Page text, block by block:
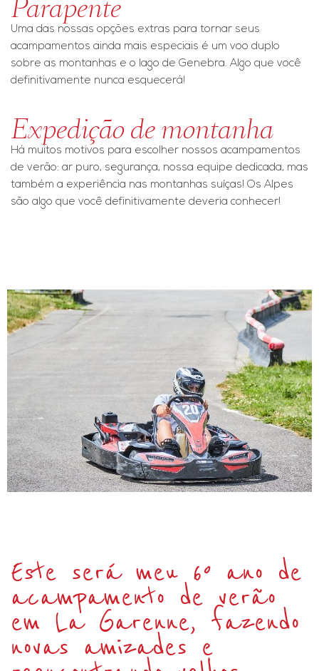
Parapente
Uma das nossas opções extras para tornar seus
acampamentos ainda mais especiais é um voo duplo
sobre as montanhas e o lago de Genebra. Algo que você
definitivamente nunca esquecerá!
Expedição de montanha
Há muitos motivos para escolher nossos acampamentos
de verão: ar puro, segurança, nossa equipe dedicada, mas
também a experiência nas montanhas suíças! Os Alpes
são algo que você definitivamente deveria conhecer!
Este será meu 6º ano de
acampamento de verão
em La Garenne, fazendo
novas amizades e